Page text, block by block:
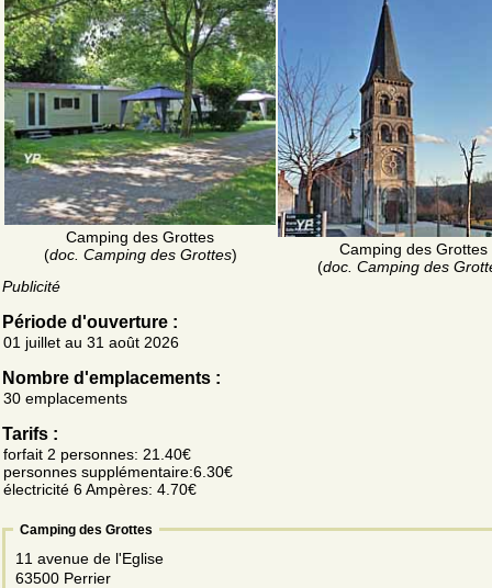
Camping des Grottes
(doc. Camping des Grottes)
Camping des Grottes
(doc. Camping des
Publicité
Période d'ouverture :
01 juillet au 31 août 2026
Nombre d'emplacements :
30 emplacements
Tarifs :
forfait 2 personnes: 21.40€
personnes supplémentaire:6.30€
électricité 6 Ampères: 4.70€
Camping des Grottes
11 avenue de l'Eglise
63500 Perrier